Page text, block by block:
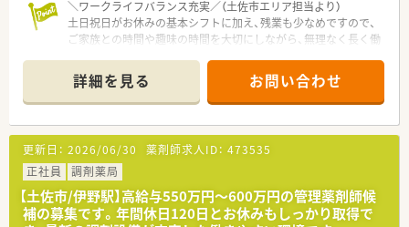
＼ワークライフバランス充実／（土佐市エリア担当より）
土日祝日がお休みの基本シフトに加え、残業も少なめですので、
ご家族との時間や趣味の時間を大切にしながら、無理なく長く働
＊------------------------------------------＊
【店舗情報と応需状況について】
■最寄り駅である波川駅から車で12分ほどの場所に位置してお
り、マイカー通勤が可能で通いやすい店舗です。
■近隣にある総合病院からの処方箋をメインに受け付けており、
1日あたりおよそ50枚の処方箋を応需しています。
■薬剤師が常時3名から4名体制で勤務しておりますので、一人
当たりの負担が少なく落ち着いて業務に取り組めます。
詳細を見る お問い合わせ
更新日： 2026/06/30 薬剤師求人ID： 473535
正社員
調剤薬局
【土佐市/伊野駅】高給与550万円〜600万円の管理薬剤師候
補の募集です。年間休日120日とお休みもしっかり取得で